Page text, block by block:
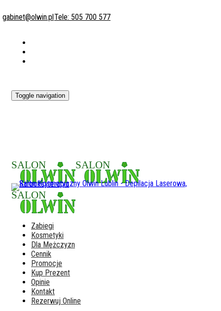
gabinet@olwin.plTele: 505 700 577
Toggle navigation
Zabiegi
Kosmetyki
Dla Mężczyzn
Cennik
Promocje
Kup Prezent
Opinie
Kontakt
Rezerwuj Online